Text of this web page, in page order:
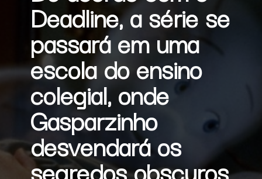
Deadline, a série se
passará em uma
escola do ensino
colegial, onde
Gasparzinho
desvendará os
segredos obscuros